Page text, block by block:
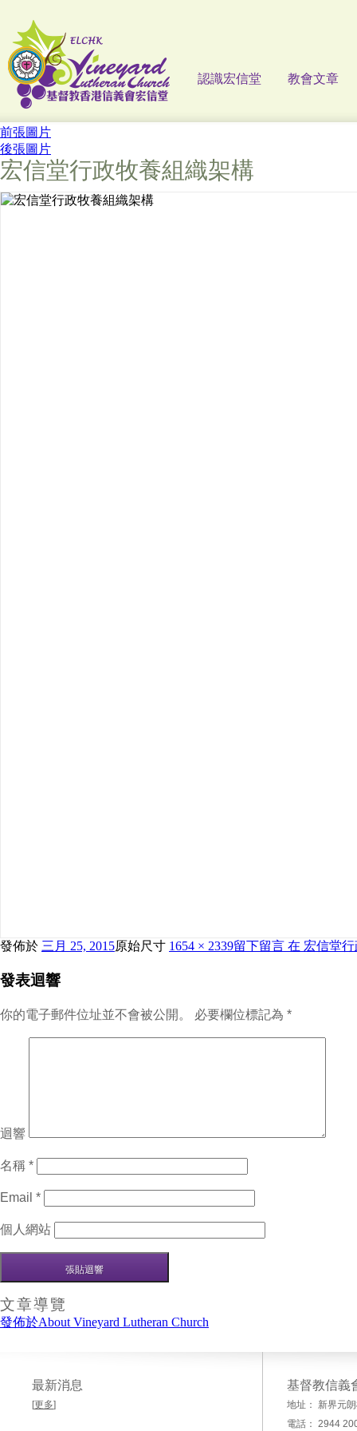
認識宏信堂 教會文章
前張圖片
後張圖片
宏信堂行政牧養組織架構
發佈於 三月 25, 2015原始尺寸 1654 × 2339留下留言 在 宏信堂
發表迴響
你的電子郵件位址並不會被公開。 必要欄位標記為 *
迴響
名稱 *
Email *
個人網站
文章導覽
發佈於About Vineyard Lutheran Church
最新消息
[更多]
基督教信義
地址： 新界元
電話： 2944